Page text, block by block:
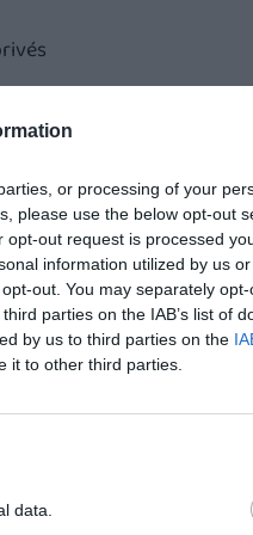
or processing of your
please use the below opt-out
out request is processed
information utilized by us
out. You may separately
parties on the IAB’s list of
by us to third parties on the
it to other third parties.
data.
900 000 €, bilan
le Guichet unique